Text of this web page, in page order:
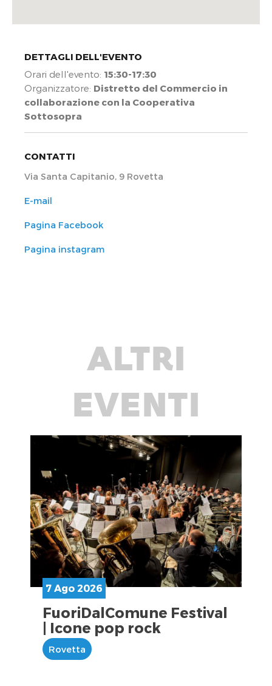
DETTAGLI DELL'EVENTO
Orari dell'evento: 15:30-17:30
Organizzatore: Distretto del Commercio in
collaborazione con la Cooperativa
Sottosopra
CONTATTI
Via Santa Capitanio, 9 Rovetta
E-mail
Pagina Facebook
Pagina instagram
ALTRI
EVENTI
7 Ago 2026
FuoriDalComune Festival
| Icone pop rock
Rovetta